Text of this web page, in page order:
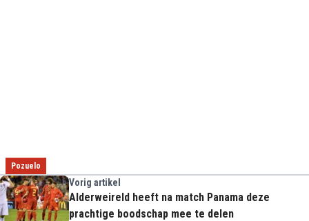
Pozuelo
Vorig artikel
Alderweireld heeft na match Panama deze
prachtige boodschap mee te delen